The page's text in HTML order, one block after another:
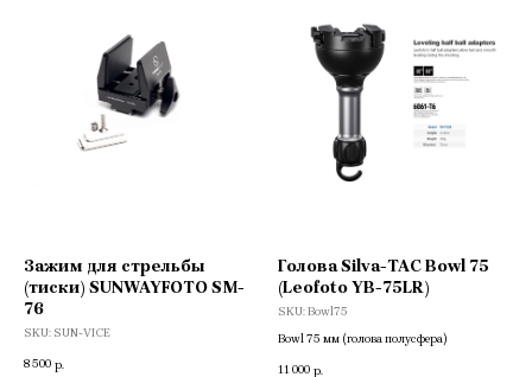
Зажим для стрельбы
(тиски) SUNWAYFOTO SM-
76
SKU: SUN-VICE
8 500 р.
Голова Silva-TAC Bowl 75
(Leofoto YB-75LR)
SKU:Bowl75
Bowl 75 мм (голова полусфера)
11 000 р.